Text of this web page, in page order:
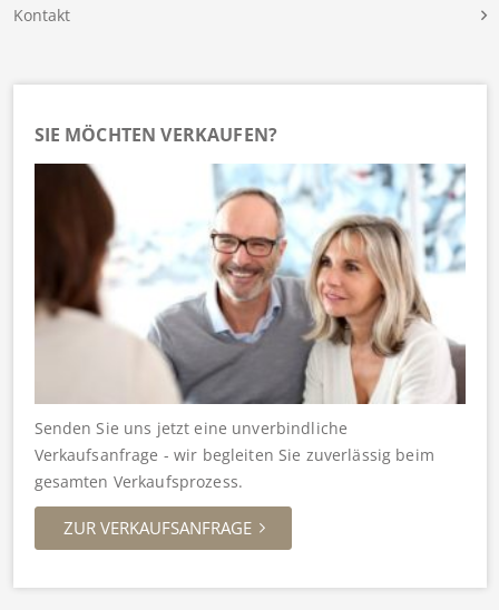
Kontakt
SIE MÖCHTEN VERKAUFEN?
Senden Sie uns jetzt eine unverbindliche
Verkaufsanfrage - wir begleiten Sie zuverlässig beim
gesamten Verkaufsprozess.
ZUR VERKAUFSANFRAGE